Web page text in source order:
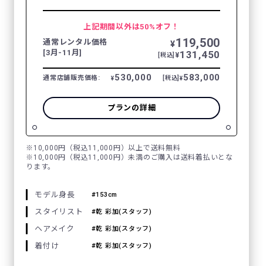
上記期間以外は50%オフ！
通常レンタル価格
[3月-11月]
¥119,500
[税込] ¥131,450
通常店舗販売価格: ¥530,000 [税込] ¥583,000
プランの詳細
※10,000円（税込11,000円）以上で送料無料
※10,000円（税込11,000円）未満のご購入は送料着払いとな
ります。
モデル身長 153cm
スタイリスト 乾 彩加(スタッフ)
ヘアメイク 乾 彩加(スタッフ)
着付け 乾 彩加(スタッフ)